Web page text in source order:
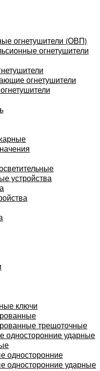
огнетушители (ОВП)
огнетушители
огнетушители
устройства
ключи
трещоточные
односторонние ударные
односторонние
односторонние ударные